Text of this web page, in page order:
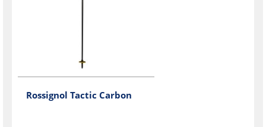
Rossignol Tactic Carbon